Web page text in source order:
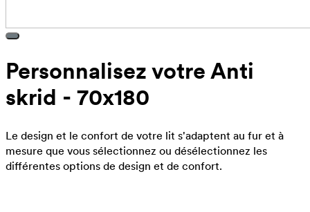
Personnalisez votre Anti
skrid - 70x180
Le design et le confort de votre lit s'adaptent au fur et à
mesure que vous sélectionnez ou désélectionnez les
différentes options de design et de confort.